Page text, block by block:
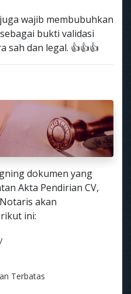
wajib membubuhkan
bukti validasi
sah dan legal. 👍👍👍
dokumen yang
Akta Pendirian CV,
akan
ini:
Terbatas